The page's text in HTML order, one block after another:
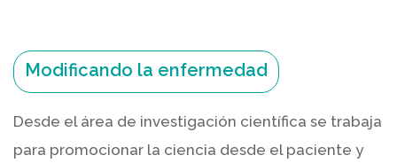
Modificando la enfermedad
Desde el área de investigación científica se trabaja
para promocionar la ciencia desde el paciente y